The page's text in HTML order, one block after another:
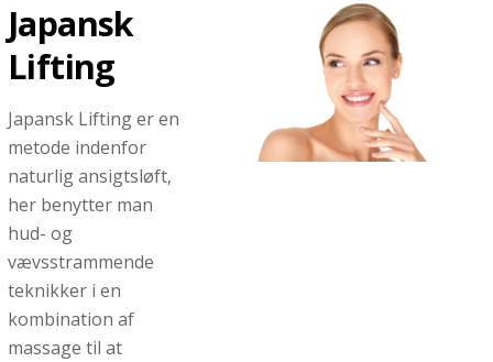
Japansk
Lifting
Japansk Lifting er en
metode indenfor
naturlig ansigtsløft,
her benytter man
hud- og
vævsstrammende
teknikker i en
kombination af
massage til at